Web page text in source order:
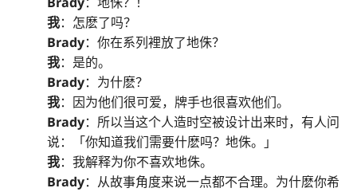
我：怎麽了吗？
Brady：你在系列裡放了地侏？
我：是的。
Brady：为什麽？
我：因为他们很可爱，牌手也很喜欢他们。
Brady：所以当这个人造时空被设计出来时，有人问
说：「你知道我们需要什麽吗？地侏。」
我：我解释为你不喜欢地侏。
Brady：从故事角度来说一点都不合理。为什麽你希